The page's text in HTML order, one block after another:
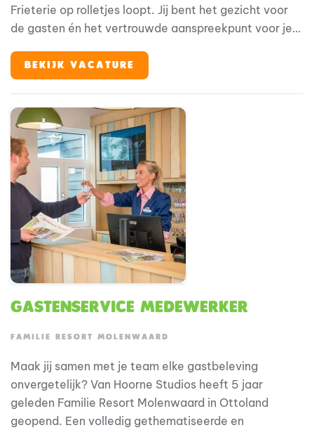
Frieterie op rolletjes loopt. Jij bent het gezicht voor
de gasten én het vertrouwde aanspreekpunt voor je
werk zo leuk. Bij Familie Resort Molenwaard draait
alles om beleving. Onze gasten -gezinnen met jonge
draagt daar elke dag aan bij, met een glimlach en een
goed bakje friet, heerlijke pizza of vers geschept ijsje
geserveerd vanuit de Frieterie.
BEKIJK VACATURE
Gastenservice medewerker
FAMILIE RESORT MOLENWAARD
Maak jij samen met je team elke gastbeleving
onvergetelijk? Van Hoorne Studios heeft 5 jaar
geleden Familie Resort Molenwaard in Ottoland
geopend. Een volledig gethematiseerde en